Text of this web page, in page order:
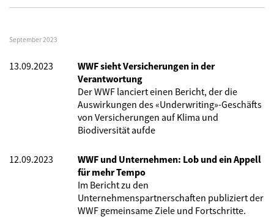
September 2023
13.09.2023
WWF sieht Versicherungen in der
Verantwortung
Der WWF lanciert einen Bericht, derdie
Auswirkungen des «Underwriting»-Geschäfts
­von Versicherungen auf Klima und
Biodiversität aufde
12.09.2023
WWF und Unternehmen: Lob und ein Appell
für mehr Tempo
Im Bericht zu den
Unternehmenspartnerschaften publiziert der
WWF gemeinsame Ziele und Fortschritte.